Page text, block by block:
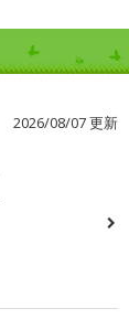
2026/08/07 更新